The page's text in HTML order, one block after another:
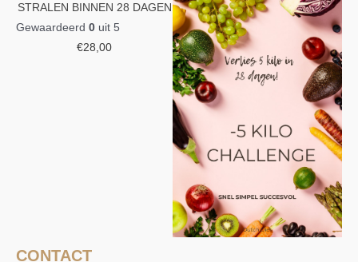
STRALEN BINNEN 28 DAGEN
Gewaardeerd 0 uit 5
€28,00
CONTACT